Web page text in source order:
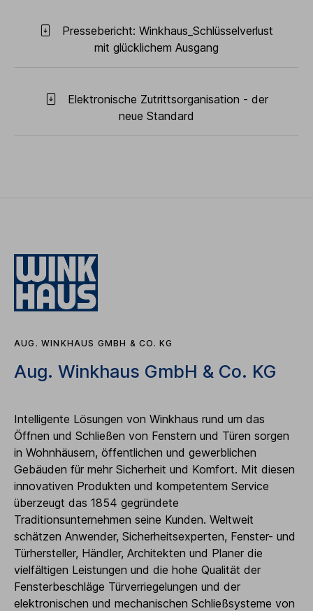
Pressebericht: Winkhaus_Schlüsselverlust
mit glücklichem Ausgang
Elektronische Zutrittsorganisation - der
neue Standard
AUG. WINKHAUS GMBH & CO. KG
Aug. Winkhaus GmbH & Co. KG
Intelligente Lösungen von Winkhaus rund um das
Öffnen und Schließen von Fenstern und Türen sorgen
in Wohnhäusern, öffentlichen und gewerblichen
Gebäuden für mehr Sicherheit und Komfort. Mit diesen
innovativen Produkten und kompetentem Service
überzeugt das 1854 gegründete
Traditionsunternehmen seine Kunden. Weltweit
schätzen Anwender, Sicherheitsexperten, Fenster- und
Türhersteller, Händler, Architekten und Planer die
vielfältigen Leistungen und die hohe Qualität der
Fensterbeschläge Türverriegelungen und der
elektronischen und mechanischen Schließsysteme von